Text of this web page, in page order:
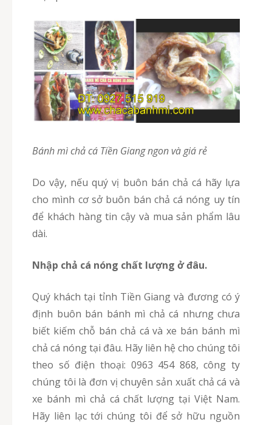
Bánh mì chả cá Tiền Giangngonvàgiá rẻ
Do vậy, nếu quý vị buôn bán chả cá hãy lựa
cho mình cơ sở buôn bán chả cá nóng uy tín
để khách hàng tin cậy và mua sản phẩm lâu
dài.
Nhập chả cá nóng chất lượng ở đâu.
Quý khách tại tỉnh Tiền Giang và đương có ý
định buôn bán bánh mì chả cá nhưng chưa
biết kiếm chỗ bán chả cá và xe bán bánh mì
chả cá nóng tại đâu. Hãy liên hệ cho chúng tôi
theo số điện thoại: 0963 454 868, công ty
chúng tôi là đơn vị chuyên sản xuất chả cá và
xe bánh mì chả cá chất lượng tại Việt Nam.
Hãy liên lạc tới chúng tôi để sở hữu nguồn